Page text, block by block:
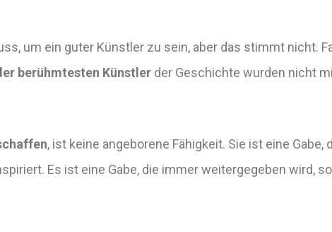
um ein guter Künstler zu sein, aber das stimmt nicht.
berühmtesten Künstler der Geschichte wurden nicht
, ist keine angeborene Fähigkeit. Sie ist eine Gabe,
Es ist eine Gabe, die immer weitergegeben wird,